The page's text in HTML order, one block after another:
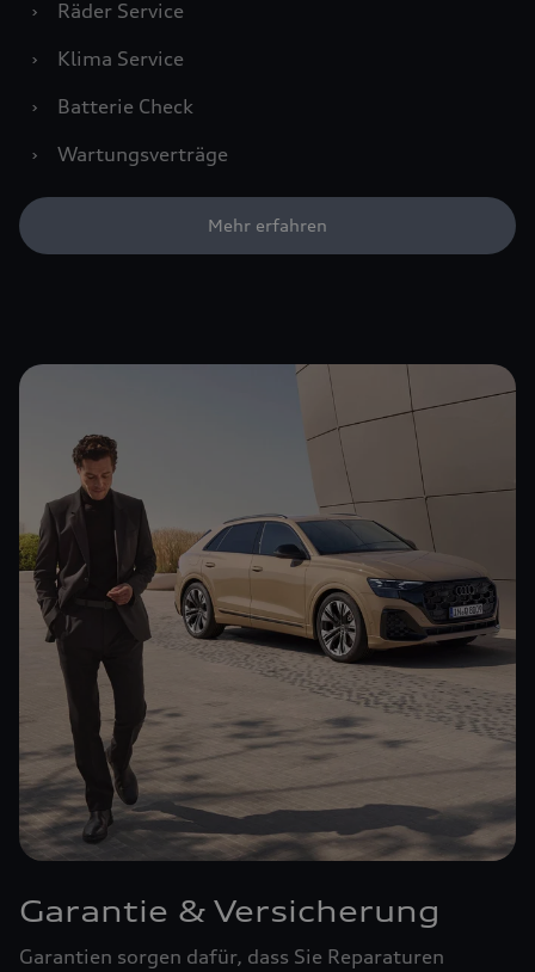
›
Räder Service
›
Klima Service
›
Batterie Check
›
Wartungsverträge
Mehr erfahren
Garantie & Versicherung
Garantien sorgen dafür, dass Sie Reparaturen